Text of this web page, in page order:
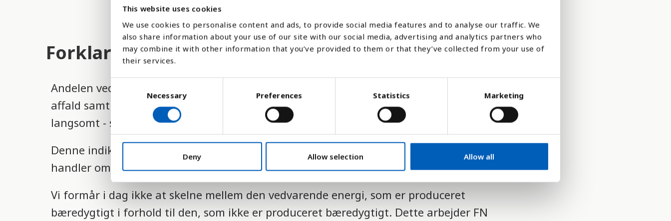
This website uses cookies
We use cookies to personalise content and ads, to provide social media features and to analyse our traffic. We
also share information about your use of our site with our social media, advertising and analytics partners who
may combine it with other information that you’ve provided to them or that they’ve collected from your use of
their services.
o
s
t
e
l
c
Necessary Preferences Statistics Marketing
Deny Allow selection Allow all
Forklaring
Andelen vedvarende energi (som kommer fra vandkraft, biobrændstof, vind, sol, biogas,
affald samt geotermiske og marine kilder) af verdens totale energikonsum har steget
langsomt - samtidig med at forbruget af moderne vedvarende er kraftigt forøget.
Denne indikator 7.2.1 skal hjælpe os med at nå delmål 7.2 af FN's Verdensmål, som
handler om at øge andelen af vedvarende energi af al verdens energiforbrug.
Vi formår i dag ikke at skelne mellem den vedvarende energi, som er produceret
bæredygtigt i forhold til den, som ikke er produceret bæredygtigt. Dette arbejder FN